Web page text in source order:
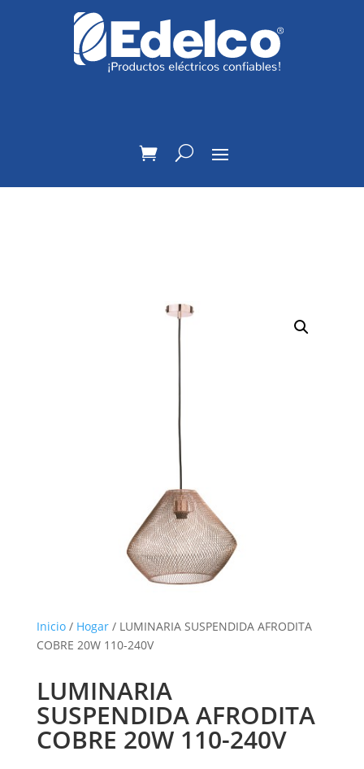
Inicio/ Hogar/ LUMINARIA SUSPENDIDA AFRODITA
COBRE 20W 110-240V
LUMINARIA
SUSPENDIDA AFRODITA
COBRE 20W 110-240V